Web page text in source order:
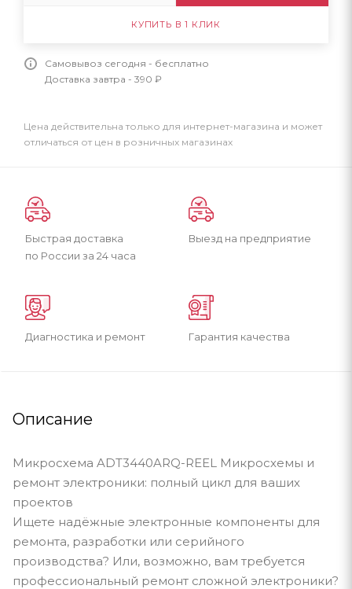
КУПИТЬ В 1 КЛИК
Самовывоз сегодня - бесплатно
Доставка завтра - 390 ₽
Цена действительна только для интернет-магазина и может
отличаться от цен в розничных магазинах
Быстрая доставка
по России за 24 часа
Выезд на предприятие
Диагностика и ремонт Гарантия качества
Описание
Микросхема ADT3440ARQ-REEL Микросхемы и
ремонт электроники: полный цикл для ваших
проектов
Ищете надёжные электронные компоненты для
ремонта, разработки или серийного
производства? Или, возможно, вам требуется
профессиональный ремонт сложной электроники?